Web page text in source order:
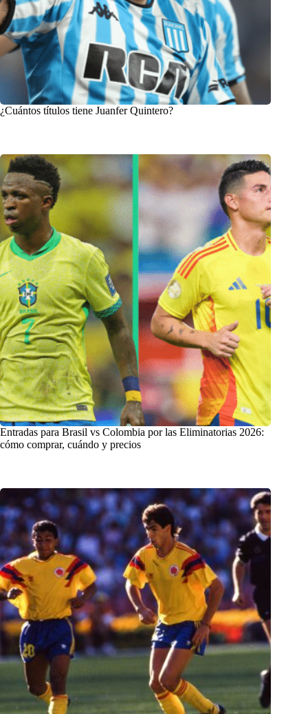
¿Cuántos títulos tiene Juanfer Quintero?
Entradas para Brasil vs Colombia por las Eliminatorias 2026:
cómo comprar, cuándo y precios